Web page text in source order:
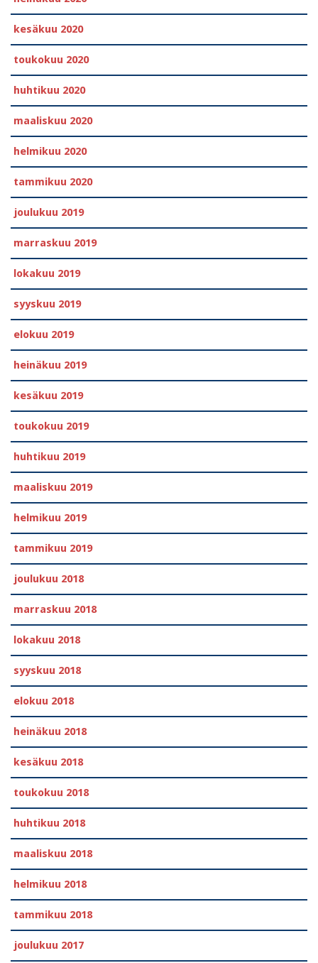
kesäkuu 2020
toukokuu 2020
huhtikuu 2020
maaliskuu 2020
helmikuu 2020
tammikuu 2020
joulukuu 2019
marraskuu 2019
lokakuu 2019
syyskuu 2019
elokuu 2019
heinäkuu 2019
kesäkuu 2019
toukokuu 2019
huhtikuu 2019
maaliskuu 2019
helmikuu 2019
tammikuu 2019
joulukuu 2018
marraskuu 2018
lokakuu 2018
syyskuu 2018
elokuu 2018
heinäkuu 2018
kesäkuu 2018
toukokuu 2018
huhtikuu 2018
maaliskuu 2018
helmikuu 2018
tammikuu 2018
joulukuu 2017